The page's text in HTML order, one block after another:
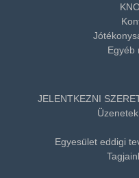
Egyéb
JELENTKEZNI
Egyesület eddigi